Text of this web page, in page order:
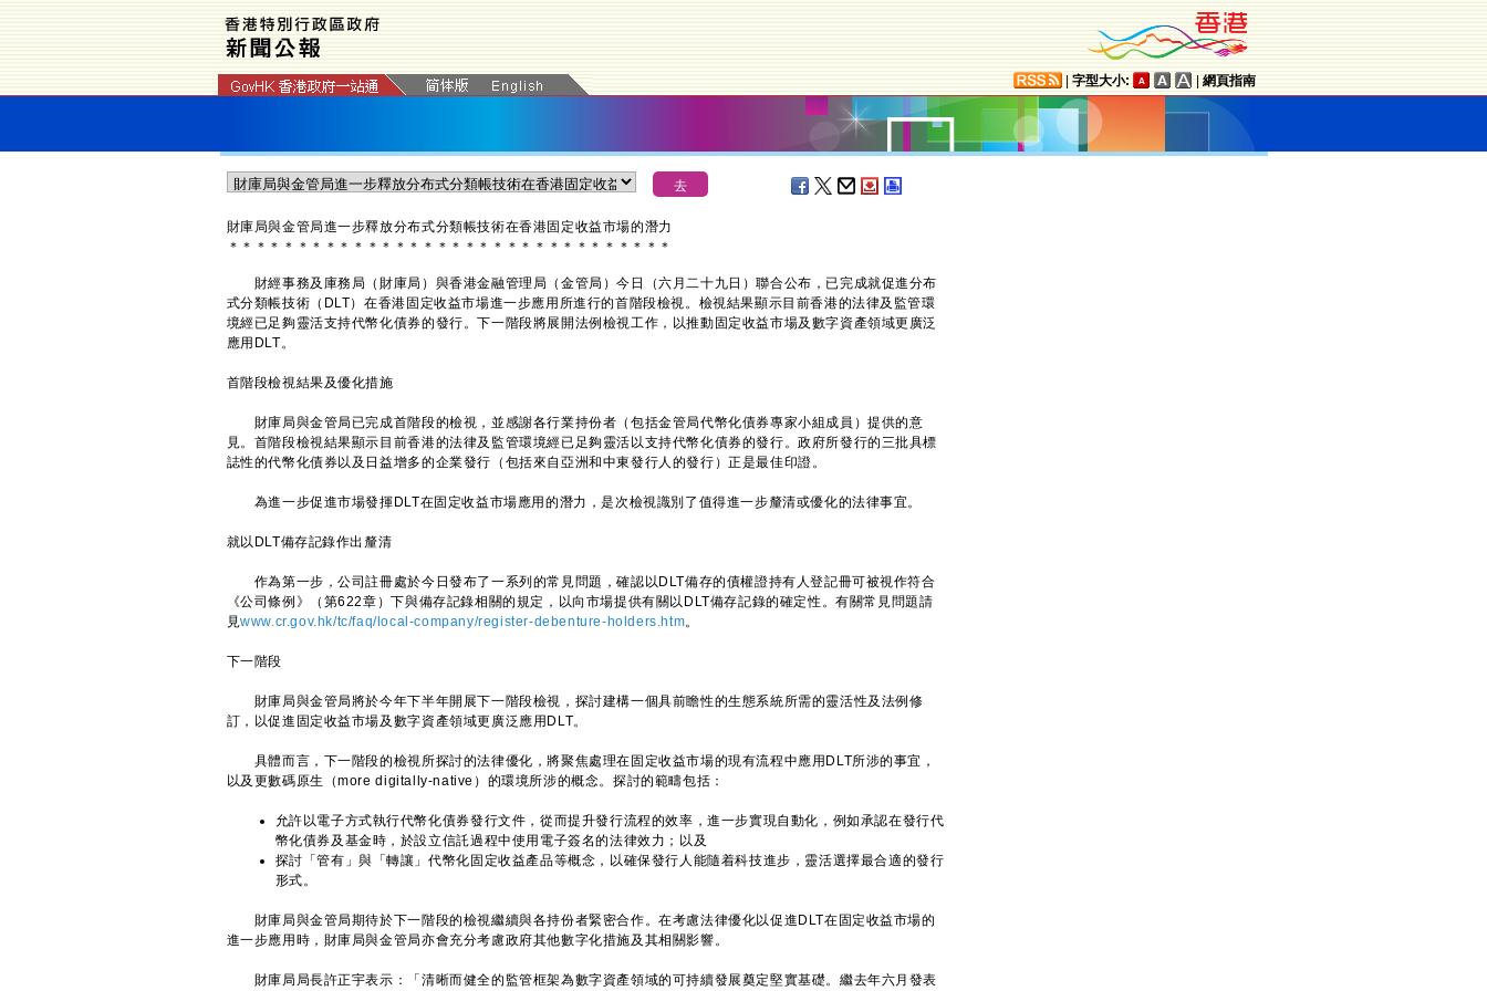
字型大小: 網頁指南
財庫局與金管局進一步釋放分布式分類帳技術在香港固定收益市場的潛力
＊ ＊ ＊ ＊ ＊ ＊ ＊ ＊ ＊ ＊ ＊ ＊ ＊ ＊ ＊ ＊ ＊ ＊ ＊ ＊ ＊ ＊ ＊ ＊ ＊ ＊ ＊ ＊ ＊ ＊ ＊ ＊
財經事務及庫務局（財庫局）與香港金融管理局（金管局）今日（六月二十九日）聯合公布，已完成就促進分布
式分類帳技術（DLT）在香港固定收益市場進一步應用所進行的首階段檢視。檢視結果顯示目前香港的法律及監管環
境經已足夠靈活支持代幣化債券的發行。下一階段將展開法例檢視工作，以推動固定收益市場及數字資產領域更廣泛
應用DLT。
首階段檢視結果及優化措施
財庫局與金管局已完成首階段的檢視，並感謝各行業持份者（包括金管局代幣化債券專家小組成員）提供的意
見。首階段檢視結果顯示目前香港的法律及監管環境經已足夠靈活以支持代幣化債券的發行。政府所發行的三批具標
誌性的代幣化債券以及日益增多的企業發行（包括來自亞洲和中東發行人的發行）正是最佳印證。
為進一步促進市場發揮DLT在固定收益市場應用的潛力，是次檢視識別了值得進一步釐清或優化的法律事宜。
就以DLT備存記錄作出釐清
作為第一步，公司註冊處於今日發布了一系列的常見問題，確認以DLT備存的債權證持有人登記冊可被視作符合
《公司條例》（第622章）下與備存記錄相關的規定，以向市場提供有關以DLT備存記錄的確定性。有關常見問題請
見www.cr.gov.hk/tc/faq/local-company/register-debenture-holders.htm。
下一階段
財庫局與金管局將於今年下半年開展下一階段檢視，探討建構一個具前瞻性的生態系統所需的靈活性及法例修
訂，以促進固定收益市場及數字資產領域更廣泛應用DLT。
具體而言，下一階段的檢視所探討的法律優化，將聚焦處理在固定收益市場的現有流程中應用DLT所涉的事宜，
以及更數碼原生（more digitally-native）的環境所涉的概念。探討的範疇包括：
允許以電子方式執行代幣化債券發行文件，從而提升發行流程的效率，進一步實現自動化，例如承認在發行代
幣化債券及基金時，於設立信託過程中使用電子簽名的法律效力；以及
探討「管有」與「轉讓」代幣化固定收益產品等概念，以確保發行人能隨着科技進步，靈活選擇最合適的發行
形式。
財庫局與金管局期待於下一階段的檢視繼續與各持份者緊密合作。在考慮法律優化以促進DLT在固定收益市場的
進一步應用時，財庫局與金管局亦會充分考慮政府其他數字化措施及其相關影響。
財庫局局長許正宇表示：「清晰而健全的監管框架為數字資產領域的可持續發展奠定堅實基礎。繼去年六月發表